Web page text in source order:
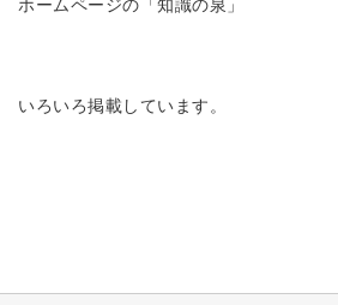
ホームページの「知識の泉」
いろいろ掲載しています。